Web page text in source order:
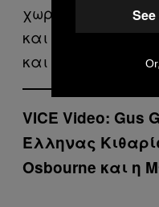
χωρίς να τον
και να το δει,
και η σκηνή
VICE Video: Gus
Έλληνας
Osbourne και η